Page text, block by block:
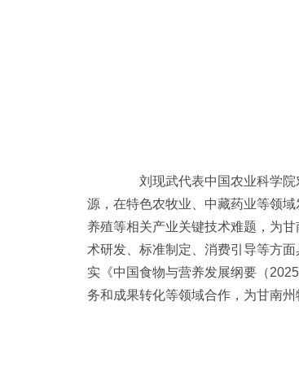
刘现武代表中国农业科学院
源，在特色农牧业、中藏药业等领
养殖等相关产业关键技术难题，为
术研发、标准制定、消费引导等方
实《中国食物与营养发展纲要（
务和成果转化等领域合作，为甘南